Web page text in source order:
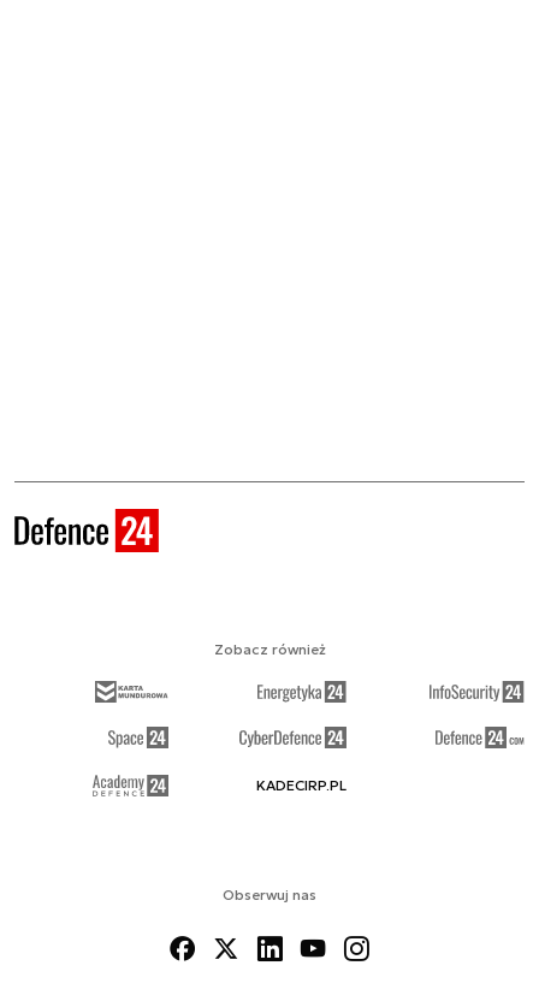
Obserwuj nas
Zobacz również
KADECIRP.PL